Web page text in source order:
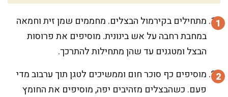
מתחילים בקירמול הבצלים. מחממים שמן זית וחמאה
במחבת רחבה על אש בינונית. מוסיפים את פרוסות
הבצל ומטגנים עד שהן מתחילות להתרכך.
מוסיפים כף סוכר חום וממשיכים לטגן תוך ערבוב מדי
פעם. כשהבצלים מזהיבים יפה, מוסיפים את החומץ